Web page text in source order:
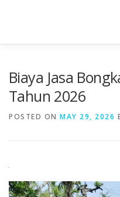
Biaya Jasa
Tahun 2026
POSTED ON MAY 29, 2026